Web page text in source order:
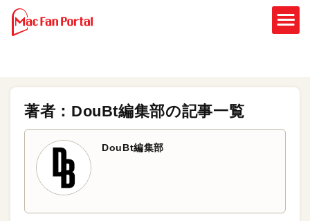
著者：DouBt編集部の記事一覧
DouBt編集部